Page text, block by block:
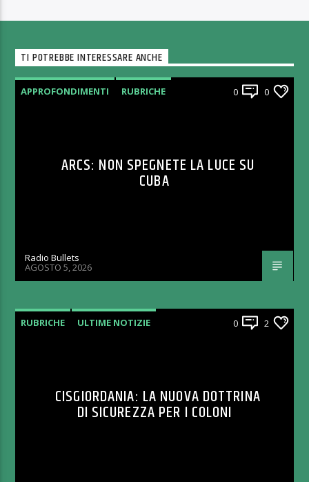
TI POTREBBE INTERESSARE ANCHE
APPROFONDIMENTI RUBRICHE 0 0
ARCS: NON SPEGNETE LA LUCE SU
CUBA
Radio Bullets
AGOSTO 5, 2026
RUBRICHE ULTIME NOTIZIE 0 2
CISGIORDANIA: LA NUOVA DOTTRINA
DI SICUREZZA PER I COLONI